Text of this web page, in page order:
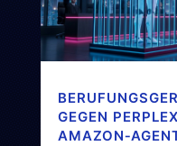
GEGEN